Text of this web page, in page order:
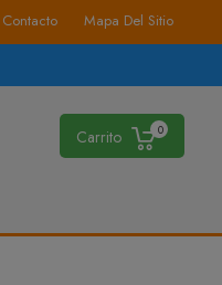
Contacto Mapa Del Sitio
Carrito 0